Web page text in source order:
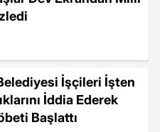
İşçileri İşten
İddia Ederek
Başlattı